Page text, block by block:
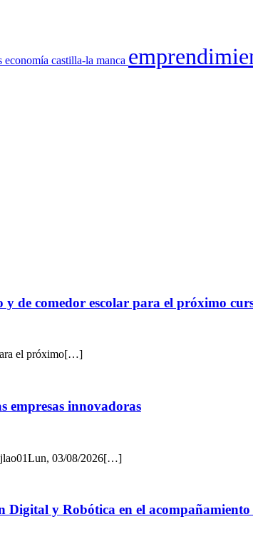
economía castilla-la manca
de comedor escolar para el próximo
el próximo[…]
empresas innovadoras
jlao01Lun, 03/08/2026[…]
y Robótica en el acompañamiento